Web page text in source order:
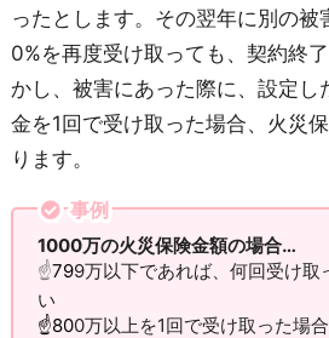
ったとします。その翌年に別の
0%を再度受け取っても、契約終
かし、被害にあった際に、設定
金を1回で受け取った場合、火災
ります。
事例
1000万の火災保険金額の場合…
☝799万以下であれば、何回受け取
い
☝800万以上を1回で受け取った場